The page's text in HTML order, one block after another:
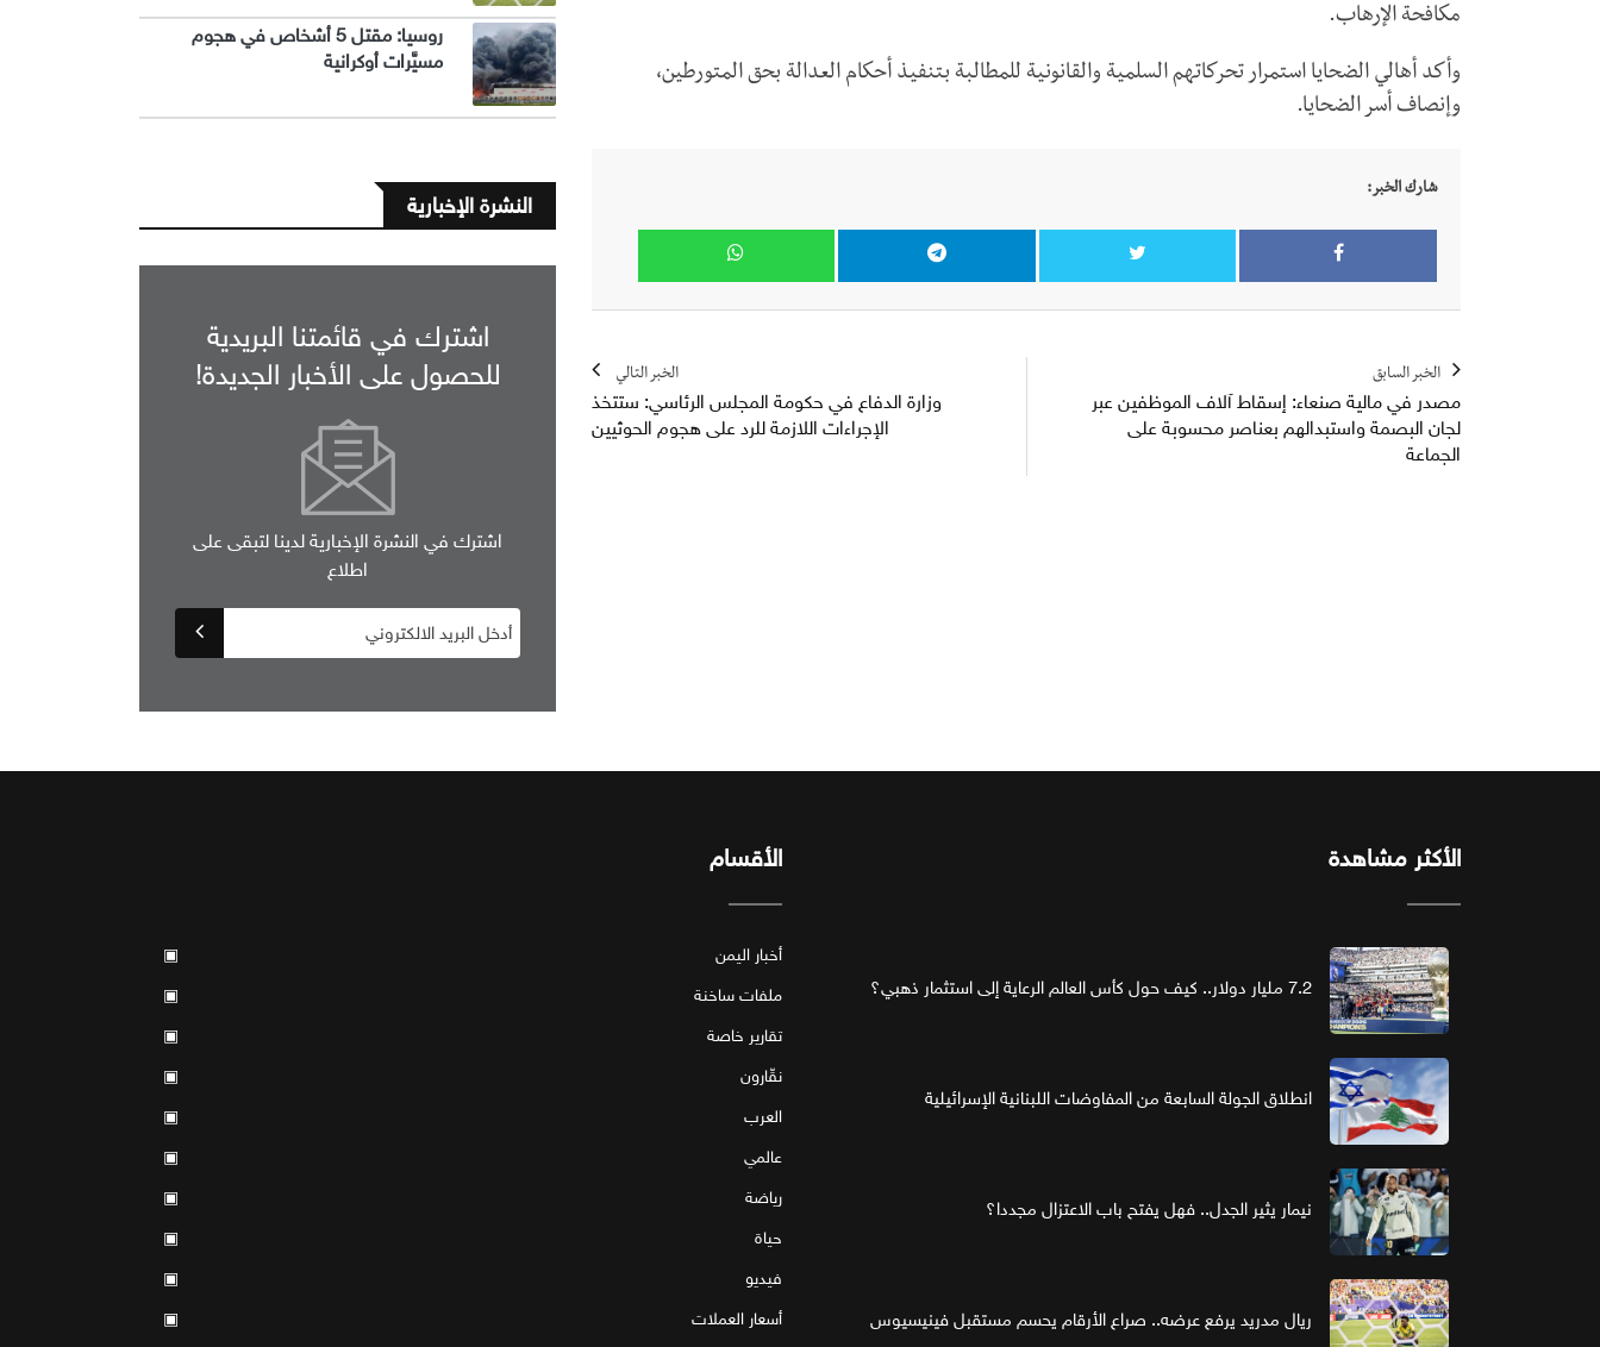
مكافحة الإرهاب.
وأكد أهالي الضحايا استمرار تحركاتهم السلمية والقانونية للمطالبة بتنفيذ أحكام العدالة بحق المتورطين،
وإنصاف أسر الضحايا.
شارك الخبر:
الخبر السابق
مصدر في مالية صنعاء: إسقاط آلاف الموظفين عبر
لجان البصمة واستبدالهم بعناصر محسوبة على
الجماعة
الخبر التالي
وزارة الدفاع في حكومة المجلس الرئاسي: ستتخذ
الإجراءات اللازمة للرد على هجوم الحوثيين
روسيا: مقتل 5 أشخاص في هجوم
مسيَّرات أوكرانية
النشرة الإخبارية
اشترك في قائمتنا البريدية
للحصول على الأخبار الجديدة!
اشترك في النشرة الإخبارية لدينا لتبقى على
اطلاع
الأكثر مشاهدة
7.2 مليار دولار.. كيف حول كأس العالم الرعاية إلى استثمار ذهبي؟
انطلاق الجولة السابعة من المفاوضات اللبنانية الإسرائيلية
نيمار يثير الجدل.. فهل يفتح باب الاعتزال مجددا؟
ريال مدريد يرفع عرضه.. صراع الأرقام يحسم مستقبل فينيسيوس
الأقسام
أخبار اليمن
▣
ملفات ساخنة
▣
تقارير خاصة
▣
نقّارون
▣
العرب
▣
عالمي
▣
رياضة
▣
حياة
▣
فيديو
▣
أسعار العملات
▣